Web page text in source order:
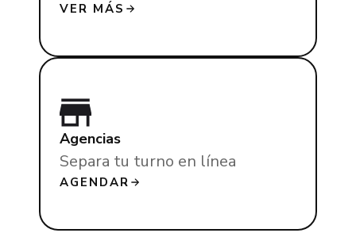
VER MÁS
Agencias
Separa tu turno en línea
AGENDAR